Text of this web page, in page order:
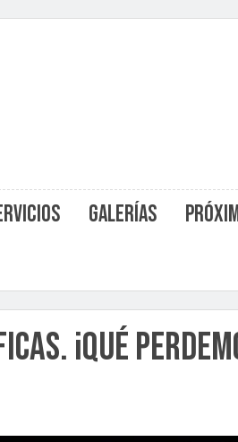
Galerías
¡Qué